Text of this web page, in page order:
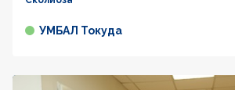
УМБАЛ Токуда